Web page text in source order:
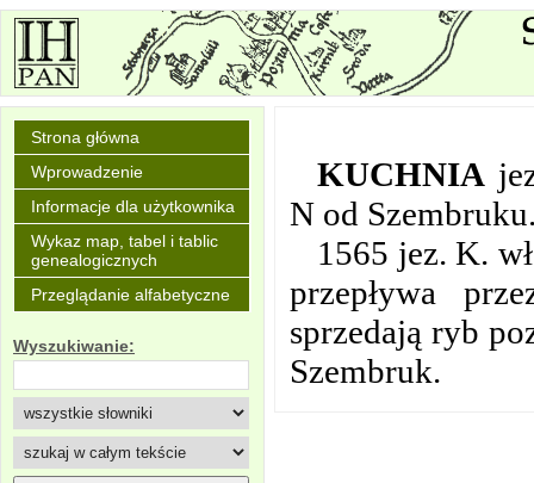
Strona główna
Wprowadzenie
Informacje dla użytkownika
Wykaz map, tabel i tablic
genealogicznych
Przeglądanie alfabetyczne
Wyszukiwanie:
KUCHNIA
N od
1565 jez. K.
przepływa
sprzedają ryb
Szembruk.